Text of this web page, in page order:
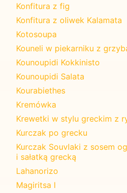
Konfitura z fig
Konfitura z oliwek Kalamata
Kotosoupa
Kouneli w piekarniku z
Kounoupidi Kokkinisto
Kounoupidi Salata
Kourabiethes
Kremówka
Krewetki w stylu greckim z
Kurczak po grecku
Kurczak Souvlaki z sosem
i sałatką grecką
Lahanorizo
Magiritsa I